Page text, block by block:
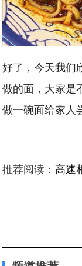
好了，今天我们
做的面，大家是
做一碗面给家人
推荐阅读：高速